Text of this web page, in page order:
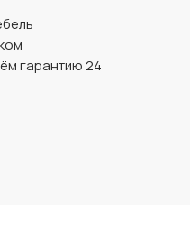
гарантию 24